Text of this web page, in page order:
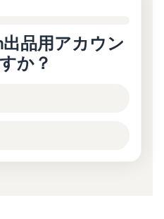
品用アカウン
か？